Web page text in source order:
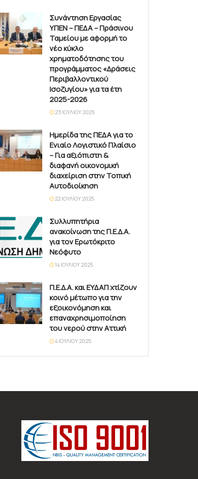
Συνάντηση Εργασίας
ΥΠΕΝ – ΠΕΔΑ – Πράσινου
Ταμείου με αφορμή το
νέο κύκλο
χρηματοδότησης του
προγράμματος «Δράσεις
Περιβαλλοντικού
Ισοζυγίου» για τα έτη
2025-2026
23 ΙΟΥΛΊΟΥ 2025
Ημερίδα της ΠΕΔΑ για το
Ενιαίο Λογιστικό Πλαίσιο
– Για αξιόπιστη &
διαφανή οικονομική
διαχείριση στην Τοπική
Αυτοδιοίκηση
22 ΙΟΥΛΊΟΥ 2025
Συλλυπητήρια
ανακοίνωση της Π.Ε.Δ.Α.
για τον Ερωτόκριτο
Νεόφυτο
14 ΙΟΥΛΊΟΥ 2025
Π.Ε.Δ.Α. και ΕΥΔΑΠ χτίζουν
κοινό μέτωπο για την
εξοικονόμηση και
επαναχρησιμοποίηση
του νερού στην Αττική
4 ΙΟΥΛΊΟΥ 2025